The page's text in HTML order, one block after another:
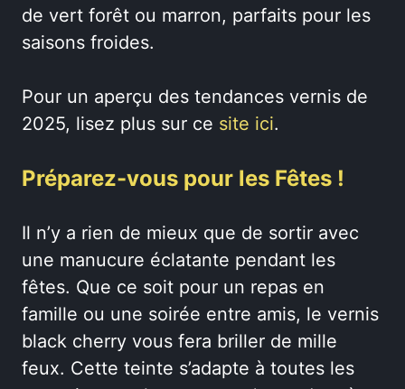
de vert forêt ou marron, parfaits pour les
saisons froides.
Pour un aperçu des tendances vernis de
2025, lisez plus sur ce site ici.
Préparez-vous pour les Fêtes !
Il n’y a rien de mieux que de sortir avec
une manucure éclatante pendant les
fêtes. Que ce soit pour un repas en
famille ou une soirée entre amis, le vernis
black cherry vous fera briller de mille
feux. Cette teinte s’adapte à toutes les